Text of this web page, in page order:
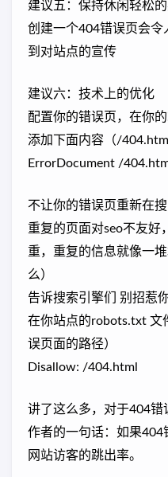
建议五：保持休闲轻松
创建一个404错误页会
到对站点的宣传
建议六：技术上的优化
配置你的错误页，在你
添加下面内容（/
ErrorDocument /
不让你的错误页重新在
重复的页面对seo不友好
重，重复的信息就像一
么）
告诉搜索引擎们 别招惹
在你站点的robots.txt 文
误页面的路径）
Disallow: /404.html
讲了这么多，对于404错
作者的一句话：如果
网站访客的跳出率。